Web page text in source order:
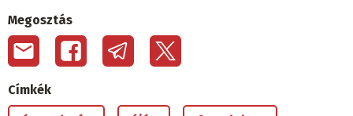
Megosztás
Címkék